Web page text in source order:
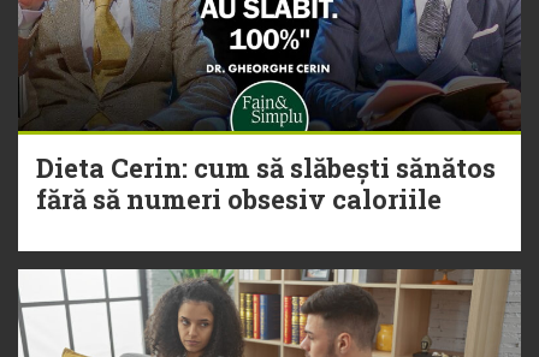
Dieta Cerin: cum să slăbești sănătos
fără să numeri obsesiv caloriile